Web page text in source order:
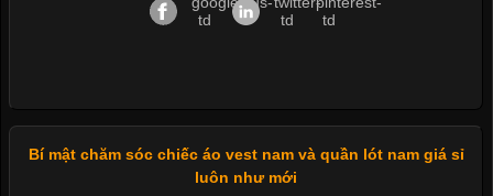
Bí mật chăm sóc chiếc áo vest nam và quần lót nam giá sỉ
luôn như mới